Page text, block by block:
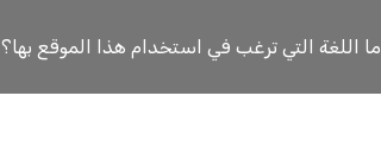
ما اللغة التي ترغب في استخدام هذا الموقع بها؟